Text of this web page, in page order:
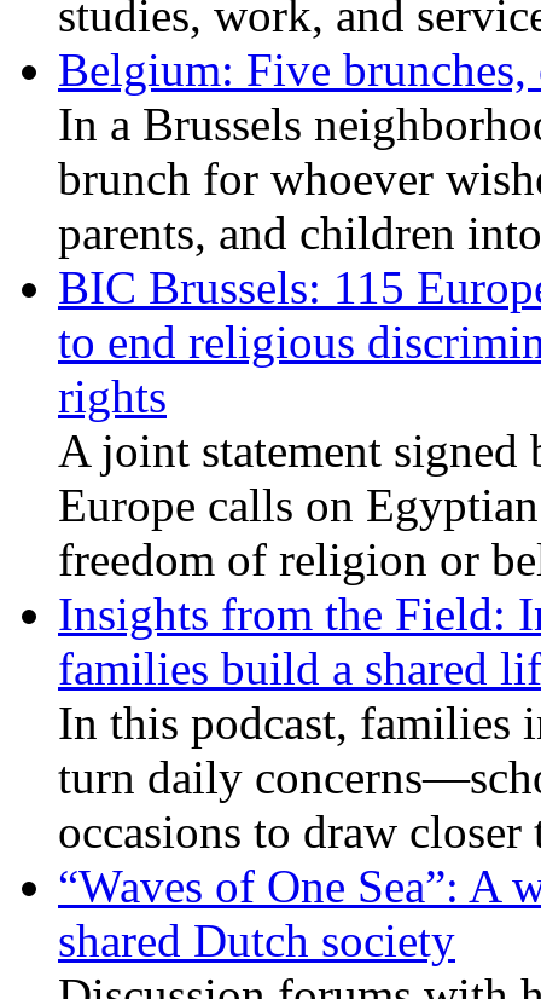
studies, work, and
Belgium: Five
In a Brussels
brunch for whoever
parents, and children
BIC Brussels: 115
to end religious
rights
A joint statement signed
Europe calls on
freedom of religion or
Insights from the Field:
families build a shared
In this podcast, families
turn daily
occasions to draw
“Waves of One Sea”:
shared Dutch society